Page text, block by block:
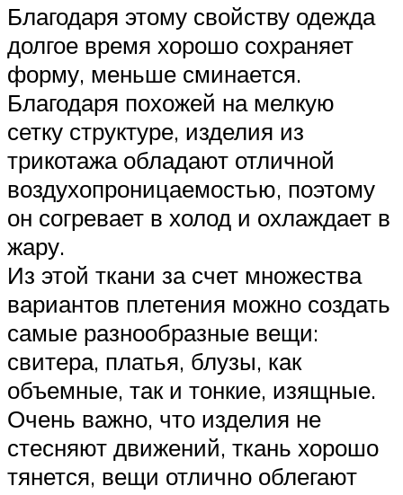
Благодаря этому свойству одежда
долгое время хорошо сохраняет
форму, меньше сминается.
Благодаря похожей на мелкую
сетку структуре, изделия из
трикотажа обладают отличной
воздухопроницаемостью, поэтому
он согревает в холод и охлаждает в
жару.
Из этой ткани за счет множества
вариантов плетения можно создать
самые разнообразные вещи:
свитера, платья, блузы, как
объемные, так и тонкие, изящные.
Очень важно, что изделия не
стесняют движений, ткань хорошо
тянется, вещи отлично облегают